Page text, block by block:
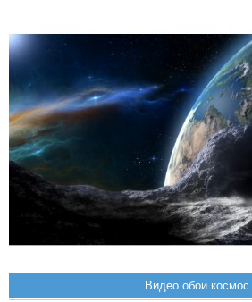
Видео обои космос